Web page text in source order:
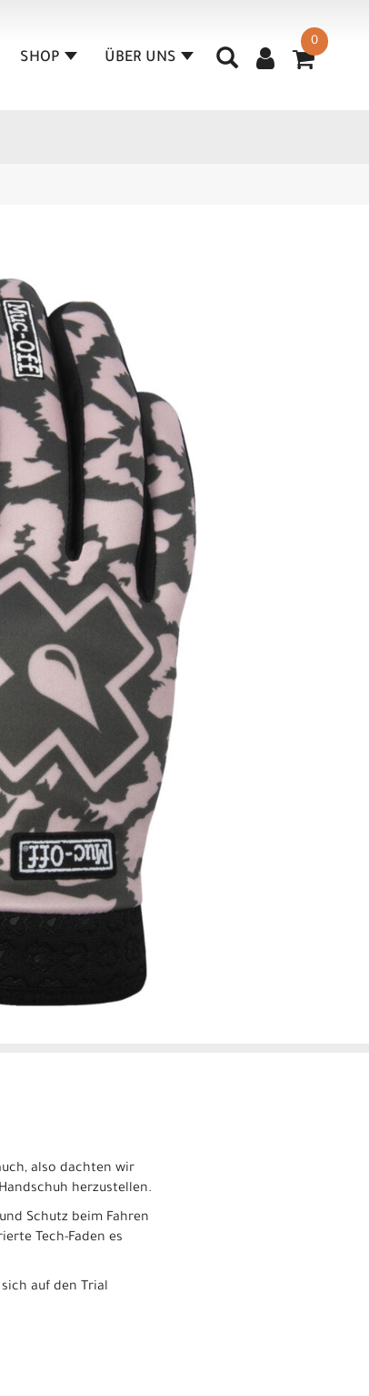
0
SHOP ÜBER UNS
also dachten wir
herzustellen.
Schutz beim Fahren
Tech-Faden es
auf den Trial